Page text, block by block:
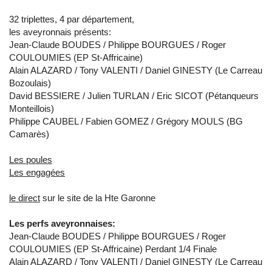
32 triplettes, 4 par département,
les aveyronnais présents:
Jean-Claude BOUDES / Philippe BOURGUES / Roger
COULOUMIES (EP St-Affricaine)
Alain ALAZARD / Tony VALENTI / Daniel GINESTY (Le Carreau
Bozoulais)
David BESSIERE / Julien TURLAN / Eric SICOT (Pétanqueurs
Monteillois)
Philippe CAUBEL / Fabien GOMEZ / Grégory MOULS (BG
Camarès)
Les poules
Les engagées
le direct sur le site de la Hte Garonne
Les perfs aveyronnaises:
Jean-Claude BOUDES / Philippe BOURGUES / Roger
COULOUMIES (EP St-Affricaine) Perdant 1/4 Finale
Alain ALAZARD / Tony VALENTI / Daniel GINESTY (Le Carreau